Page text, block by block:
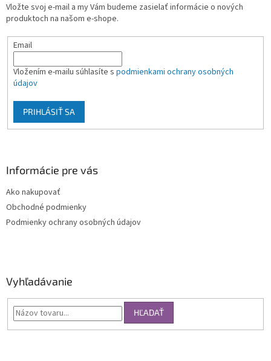
Vložte svoj e-mail a my Vám budeme zasielať informácie o nových
produktoch na našom e-shope.
Email
Vložením e-mailu súhlasíte s podmienkami ochrany osobných
údajov
PRIHLÁSIŤ SA
Informácie pre vás
Ako nakupovať
Obchodné podmienky
Podmienky ochrany osobných údajov
Vyhľadávanie
HĽADAŤ